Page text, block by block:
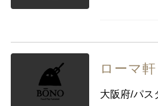
ローマ
大阪府/パス